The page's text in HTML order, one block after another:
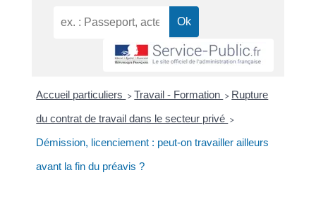
Accueil particuliers > Travail - Formation > Rupture
du contrat de travail dans le secteur privé >
Démission, licenciement : peut-on travailler ailleurs
avant la fin du préavis ?